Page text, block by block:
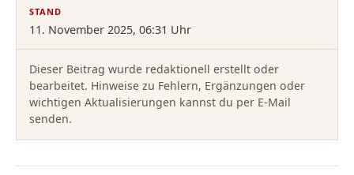
STAND
11. November 2025, 06:31 Uhr
Dieser Beitrag wurde redaktionell erstellt oder
bearbeitet. Hinweise zu Fehlern, Ergänzungen oder
wichtigen Aktualisierungen kannst du per E-Mail
senden.